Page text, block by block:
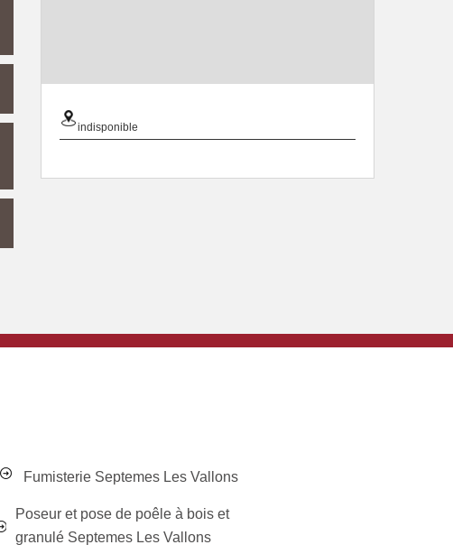
indisponible
Fumisterie Septemes Les Vallons
Poseur et pose de poêle à bois et
granulé Septemes Les Vallons